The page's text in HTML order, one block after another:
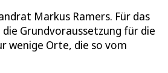
Markus Ramers. Für das
Grundvoraussetzung für die
wenige Orte, die so vom